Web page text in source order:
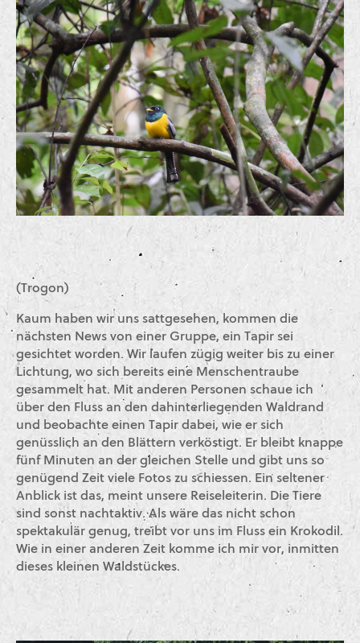
(Trogon)
Kaum haben wir uns sattgesehen, kommen die
nächsten News von einer Gruppe, ein Tapir sei
gesichtet worden. Wir laufen zügig weiter bis zu einer
Lichtung, wo sich bereits eine Menschentraube
gesammelt hat. Mit anderen Personen schaue ich
über den Fluss an den dahinterliegenden Waldrand
und beobachte einen Tapir dabei, wie er sich
genüsslich an den Blättern verköstigt. Er bleibt knappe
fünf Minuten an der gleichen Stelle und gibt uns so
genügend Zeit viele Fotos zu schiessen. Ein seltener
Anblick ist das, meint unsere Reiseleiterin. Die Tiere
sind sonst nachtaktiv. Als wäre das nicht schon
spektakulär genug, treibt vor uns im Fluss ein Krokodil.
Wie in einer anderen Zeit komme ich mir vor, inmitten
dieses kleinen Waldstückes.